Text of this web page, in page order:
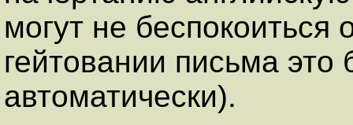
могут не
гейтовании письма это
автоматически).